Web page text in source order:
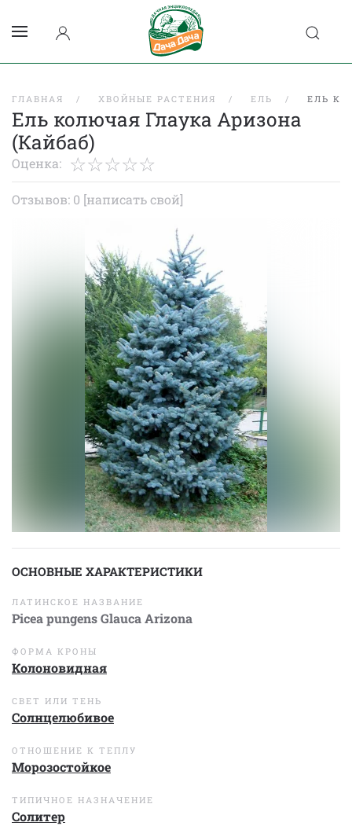
ГЛАВНАЯ ХВОЙНЫЕ РАСТЕНИЯ ЕЛЬ ЕЛЬ
Ель колючая Глаука Аризона
(Кайбаб)
Оценка:
Отзывов: 0 [написать свой]
ОСНОВНЫЕ ХАРАКТЕРИСТИКИ
ЛАТИНСКОЕ НАЗВАНИЕ
Picea pungens Glauca Arizona
ФОРМА КРОНЫ
Колоновидная
СВЕТ ИЛИ ТЕНЬ
Солнцелюбивое
ОТНОШЕНИЕ К ТЕПЛУ
Морозостойкое
ТИПИЧНОЕ НАЗНАЧЕНИЕ
Солитер